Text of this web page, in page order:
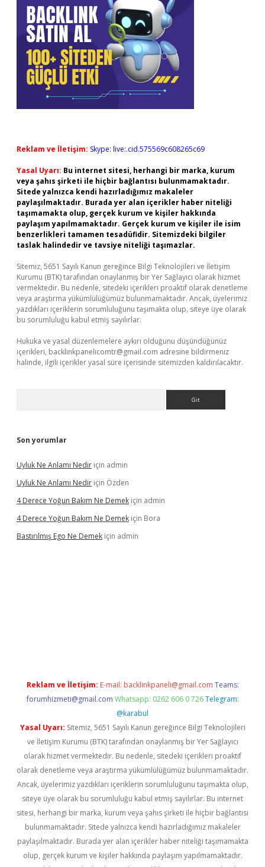
Reklam ve İletişim: Skype: live:.cid.575569c608265c69
Yasal Uyarı: Bu internet sitesi, herhangi bir marka, kurum
veya şahıs şirketi ile hiçbir bağlantısı bulunmamaktadır.
Sitede yalnızca kendi hazırladığımız makaleler
paylaşılmaktadır. Burada yer alan içerikler haber niteliği
taşımamakta olup, gerçek kurum ve kişiler hakkında
paylaşım yapılmamaktadır. Gerçek kurum ve kişiler ile isim
benzerlikleri tamamen tesadüfidir. Sitemizdeki bilgiler
taslak halindedir ve tavsiye niteliği taşımazlar.
Sitemiz, 5651 Sayılı Kanun gereğince Bilgi Teknolojileri ve İletişim
Kurumu (BTK) tarafından onaylanmış bir Yer Sağlayıcı olarak hizmet
vermektedir. Bu nedenle, sitedeki içerikleri proaktif olarak denetleme
veya araştırma yükümlülüğümüz bulunmamaktadır. Ancak, üyelerimiz
yazdıkları içeriklerin sorumluluğunu taşımakta olup, siteye üye olarak
bu sorumluluğu kabul etmiş sayılırlar.
Hukuka ve yasal düzenlemelere aykırı olduğunu düşündüğünüz
içerikleri, backlinkpanelicomtr@gmail.com adresine bildirmeniz
halinde, ilgili içerikler yasal süre içerisinde sitemizden kaldırılacaktır.
Son yorumlar
Uyluk Ne Anlamı Nedir için admin
Uyluk Ne Anlamı Nedir için Özden
4 Derece Yoğun Bakım Ne Demek için admin
4 Derece Yoğun Bakım Ne Demek için Bora
Bastırılmış Ego Ne Demek için admin
Reklam ve İletişim: E-mail: backlinkpaneli@gmail.com Teams:
forumhizmeti@gmail.com Whatsapp: 0262 606 0 726 Telegram:
@karabul
Yasal Uyarı: Sitemiz, 5651 Sayılı Kanun gereğince Bilgi Teknolojileri
ve İletişim Kurumu (BTK) tarafından onaylanmış bir Yer Sağlayıcı
olarak hizmet vermektedir. Bu nedenle, sitedeki içerikleri proaktif
olarak denetleme veya araştırma yükümlülüğümüz bulunmamaktadır.
Ancak, üyelerimiz yazdıkları içeriklerin sorumluluğunu taşımakta olup,
siteye üye olarak bu sorumluluğu kabul etmiş sayılırlar. Bu internet
sitesi, herhangi bir marka, kurum veya şahıs şirketi ile hiçbir bağlantısı
bulunmamaktadır. Sitede yalnızca kendi hazırladığımız makaleler
paylaşılmaktadır. Burada yer alan içerikler haber niteliği taşımamakta
olup, gerçek kurum ve kişiler hakkında paylaşım yapılmamaktadır.